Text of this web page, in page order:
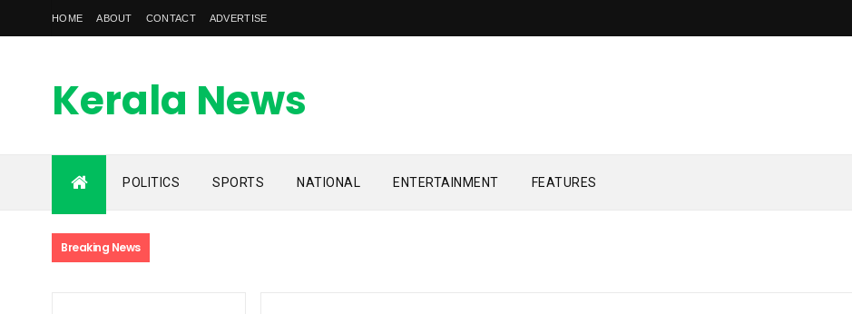
HOME ABOUT CONTACT ADVERTISE
Kerala News
Feed
kerala news feed is the one of the best malayalam online
POLITICS SPORTS NATIONAL ENTERTAINMENT FEATURES
Breaking News